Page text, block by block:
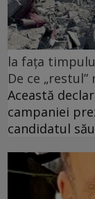
la fața
De ce
Această
campaniei
candidatul